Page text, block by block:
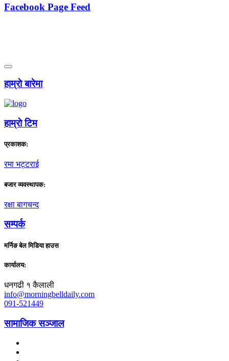
Facebook Page Feed
हाम्राे बारेमा
हाम्राे टिम
प्रकाशक:
रमा भट्टराई
बजार व्यवस्थापक:
रक्षा बागचन्द
सम्पर्क
मर्निङ बेल मिडिया हाउस
कार्यालय:
धनगढी १ कैलाली
info@morningbelldaily.com
091-521449
सामाजिक सञ्जाल